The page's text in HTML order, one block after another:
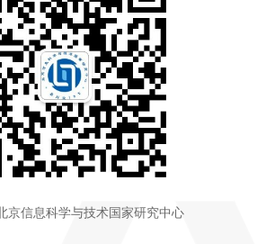
京信息科学与技术国家研究中心